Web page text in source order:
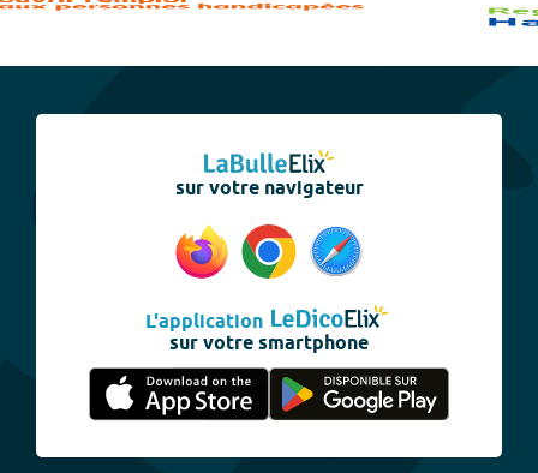
sur votre navigateur
L'application
sur votre smartphone